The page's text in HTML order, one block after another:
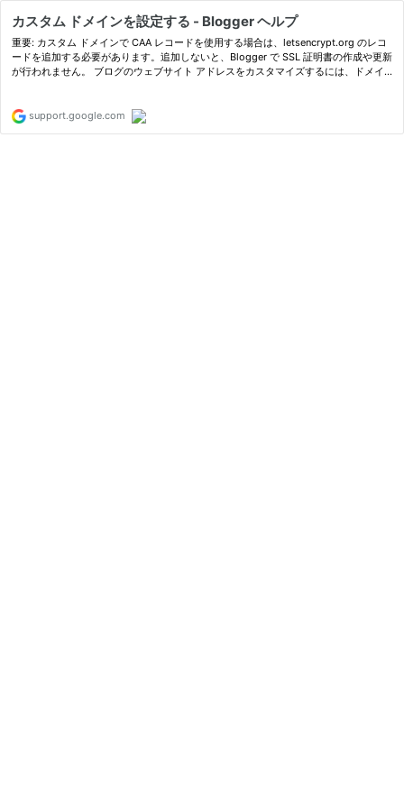
カスタム ドメインを設定する - Blogger ヘルプ
重要: カスタム ドメインで CAA レコードを使用する場合は、letsencrypt.org のレコ
ードを追加する必要があります。追加しないと、Blogger で SSL 証明書の作成や更新
が行われません。 ブログのウェブサイト アドレスをカスタマイズするには、ドメイ
support.google.com